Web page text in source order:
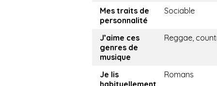
Mes traits de
personnalité
Sociable
J’aime ces
genres de
musique
Reggae,
Je lis
Romans